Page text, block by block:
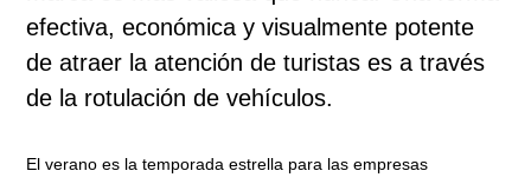
efectiva, económica y visualmente potente
de atraer la atención de turistas es a través
de la rotulación de vehículos.
El verano es la temporada estrella para las empresas